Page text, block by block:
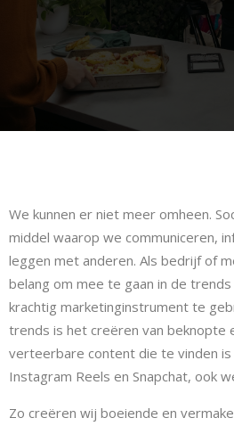
We kunnen er niet meer omheen.
middel waarop we communiceren,
leggen met anderen. Als bedrijf of
belang om mee te gaan in de
krachtig marketinginstrument te
trends is het creëren van beknopte
verteerbare content die te vinden
Instagram Reels en Snapchat, ook
Zo creëren wij boeiende en